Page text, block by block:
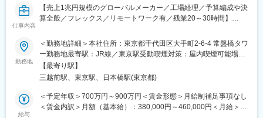
・裁量幅が大きく、ボトムアップで様々な施策にチャレンジでき
ます。
変更の範囲：会社の定める業務
■組織の特徴と期待する役割
◇工場では１つの製品カテゴリのビジネスを一手に引き受けてお
す。業務の幅は広くなっています。
◇ルーチン業務は現地スタッフに任せ、改善等前向きな仕事にチ
ャレンジでいただけます。将来も拡大可能性のある生産拠点で
す。
◇生産会社の経理責任者として一通りのことが経験可能です。現
地スタッフとのコミニュケーションによる視野が広がります。
仕事内容
【売上1兆円規模のグローバルメーカー／工場経理／予算編成や決
算全般／フレックス／リモートワーク有／残業20～30時間】
■業務内容
当社の工場経理を担当する部門へ配属となり、三重・平塚・日
光・今市・千葉などの当社の主要な拠点を中心に一人ひとつの工
場の原価計算・管理会計を担当し、この担当工場と一緒になっ
て、予算編成や決算全般など「ものづくり」を経理の側面から支
えていただきます。
また、当部門は現在若手の20代の若手社員の比率が大きいため、
後輩育成やチームリードなどもお任せしたいと考えております。
勤務地
＜勤務地詳細＞本社住所：東京都千代田区大手町2-6-4 常盤橋タワ
ー勤務地最寄駅：JR線／東京駅受動喫煙対策：屋内喫煙可能場所
あり変更の範囲：会社の定める事業所（リモートワーク含む）
【最寄り駅】
三越前駅、東京駅、日本橋駅(東京都)
給与
＜予定年収＞700万円～900万円＜賃金形態＞月給制補足事項なし
＜賃金内訳＞月額（基本給）：380,000円～460,000円＜月給＞